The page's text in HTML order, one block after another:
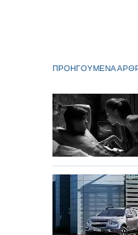
ΠΡΟΗΓΟΥΜΕΝΑ